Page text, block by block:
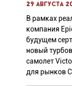
29 августа
В рамках
компания
будущем
новый
самолет
для рынков